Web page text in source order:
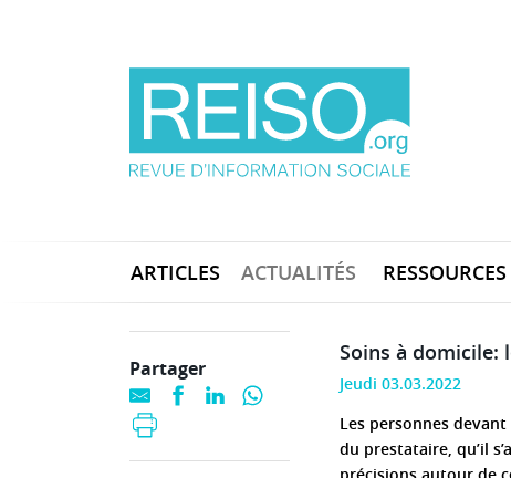
ARTICLES ACTUALITÉS RESSOURCES
Soins à
Jeudi 03.03.2022
Les personnes
du prestataire, qu’il
Partager